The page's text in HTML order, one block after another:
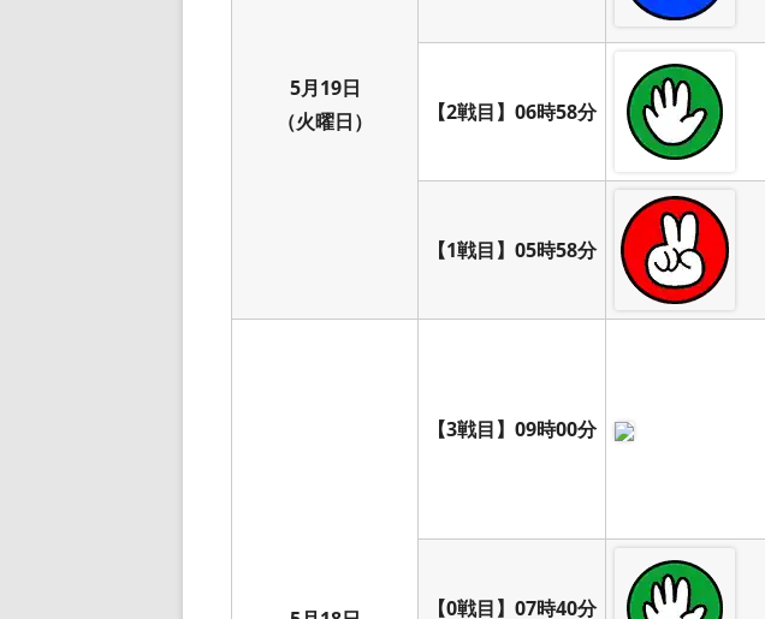
5月19日
（火曜日）
【2戦目】06時58分
【1戦目】05時58分
【3戦目】09時00分
【0戦目】07時40分